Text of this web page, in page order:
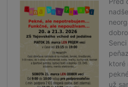
Naše školy
Seniori
Partnerské mestá
Národnostné menšiny
Podujatie
Cyklomesto